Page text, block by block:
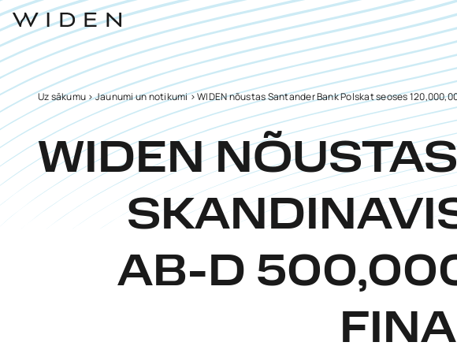
Uz sākumu >Jaunumi un notikumi>WIDEN nõustas Santander Bank Polskat seoses
WIDEN NÕUSTAS
AB-D